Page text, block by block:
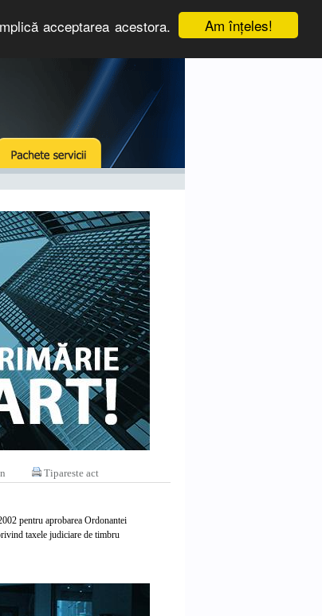
Am înţeles!
acceptarea acestora.
Tipareste act
pentru aprobarea Ordonantei
taxele judiciare de timbru